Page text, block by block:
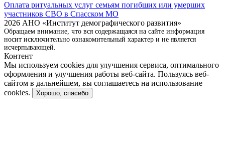
Оплата ритуальных услуг семьям погибших или умерших
участников СВО в Спасском МО
2026 АНО «Институт демографического развития»
Обращаем внимание, что вся содержащаяся на сайте информация
носит исключительно ознакомительный характер и не является
исчерпывающей.
Контент
Мы используем cookies для улучшения сервиса, оптимального
оформления и улучшения работы веб-сайта. Пользуясь веб-
сайтом в дальнейшем, вы соглашаетесь на использование
cookies.
Хорошо, спасибо